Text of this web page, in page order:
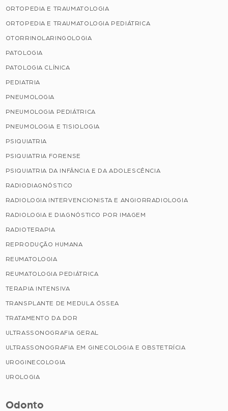
ORTOPEDIA E TRAUMATOLOGIA
ORTOPEDIA E TRAUMATOLOGIA PEDIÁTRICA
OTORRINOLARINGOLOGIA
PATOLOGIA
PATOLOGIA CLÍNICA
PEDIATRIA
PNEUMOLOGIA
PNEUMOLOGIA PEDIÁTRICA
PNEUMOLOGIA E TISIOLOGIA
PSIQUIATRIA
PSIQUIATRIA FORENSE
PSIQUIATRIA DA INFÂNCIA E DA ADOLESCÊNCIA
RADIODIAGNÓSTICO
RADIOLOGIA INTERVENCIONISTA E ANGIORRADIOLOGIA
RADIOLOGIA E DIAGNÓSTICO POR IMAGEM
RADIOTERAPIA
REPRODUÇÃO HUMANA
REUMATOLOGIA
REUMATOLOGIA PEDIÁTRICA
TERAPIA INTENSIVA
TRANSPLANTE DE MEDULA ÓSSEA
TRATAMENTO DA DOR
ULTRASSONOGRAFIA GERAL
ULTRASSONOGRAFIA EM GINECOLOGIA E OBSTETRÍCIA
UROGINECOLOGIA
UROLOGIA
Odonto